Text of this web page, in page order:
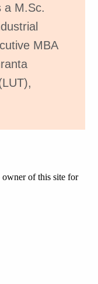
a M.Sc.
MBA